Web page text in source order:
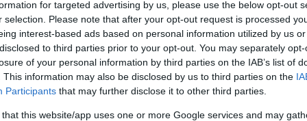
for targeted advertising by us, please use the below opt-out
selection. Please note that after your opt-out request is processed
interest-based ads based on personal information utilized by us
to third parties prior to your opt-out. You may separately
of your personal information by third parties on the IAB’s list of
This information may also be disclosed by us to third parties on the
Participants that may further disclose it to other third parties.
that this website/app uses one or more Google services and may
hogy ennyi éppen elég volt. Úgy éreztem, hogy
is érezte, hogy valamilyen szinten
is elfogadta, ő azonban új kihívásokra
és vágott neki a világnak.